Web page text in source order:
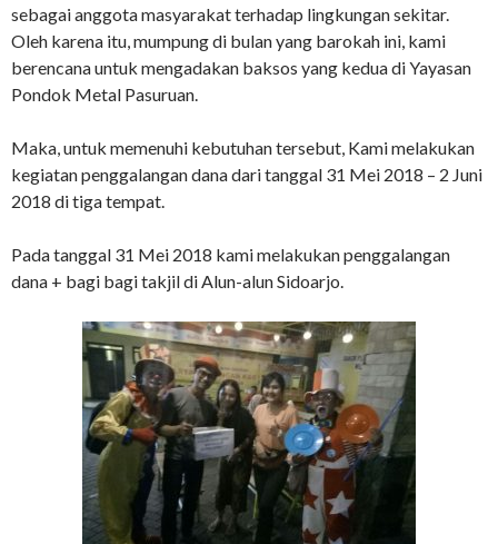
sebagai anggota masyarakat terhadap lingkungan sekitar.
Oleh karena itu, mumpung di bulan yang barokah ini, kami
berencana untuk mengadakan baksos yang kedua di Yayasan
Pondok Metal Pasuruan.
Maka, untuk memenuhi kebutuhan tersebut, Kami melakukan
kegiatan penggalangan dana dari tanggal 31 Mei 2018 – 2 Juni
2018 di tiga tempat.
Pada tanggal 31 Mei 2018 kami melakukan penggalangan
dana + bagi bagi takjil di Alun-alun Sidoarjo.